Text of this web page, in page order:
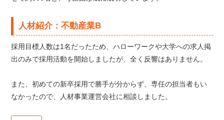
人材紹介：不動産業B
採用目標人数は1名だったため、ハローワークや大学への求人掲
出のみで採用活動を開始しましたが、全く反響はありません。
また、初めての新卒採用で勝手が分からず、専任の担当者もい
なかったので、人材事業運営会社に相談しました。